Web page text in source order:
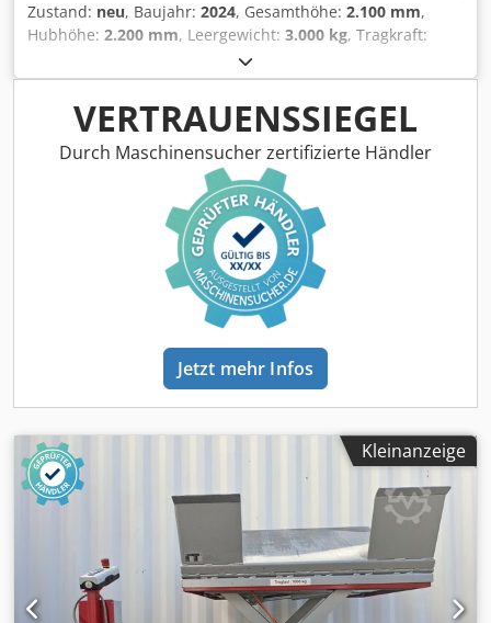
Zustand: neu, Baujahr: 2024, Gesamthöhe: 2.100 mm,
Hubhöhe: 2.200 mm, Leergewicht: 3.000 kg, Tragkraft:
, Hubgerüst für Holzpakete 1200 x 1200 3000 -
6000 mm 5 Hubarme Max Traglast 4 to Csdpsr Ddbgefx
Agxjrf Abmessung breite: 2500 mm länge: 5000 mm höhe
2100 mm Hub: von 550 - 2200 mm Getriebemotor 400 V 3
VERTRAUENSSIEGEL
Durch Maschinensucher zertifizierte Händler
Jetzt mehr Infos
Kleinanzeige